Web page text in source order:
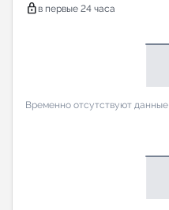
lock в первые 24 часа
Временно отсутствуют данные